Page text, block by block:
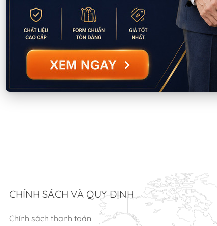
CHÍNH SÁCH VÀ QUY ĐỊNH
Chính sách thanh toán